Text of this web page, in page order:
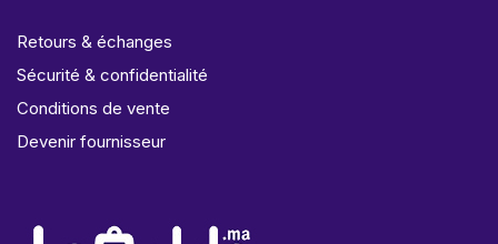
Retours & échanges
Sécurité & confidentialité
Conditions de vente
Devenir fournisseur